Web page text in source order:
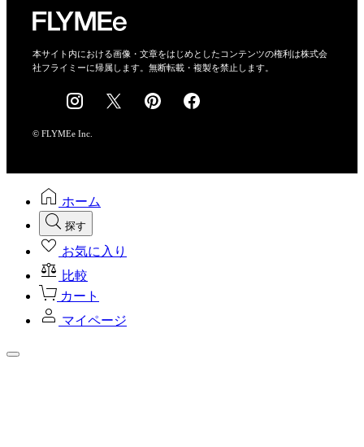
会社概要
採用情報
本サイト内における画像・文章をはじめとしたコンテンツの権利は株式会
社フライミーに帰属します。無断転載・複製を禁止します。
© FLYMEe Inc.
ホーム
探す
お気に入り
比較
カート
マイページ